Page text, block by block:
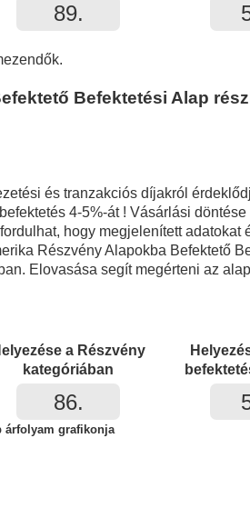
89.
Befektetési Alap
és tranzakciós díjakról
4-5%-át ! Vásárlási döntése
hogy megjelenített adatokat
Részvény Alapokba Befektető
Elovasása segít megérteni az
a Részvény
kategóriában
86.
árfolyam grafikonja